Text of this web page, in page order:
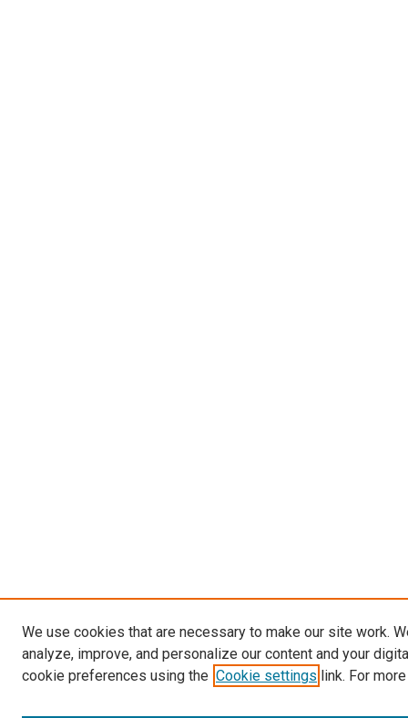
We use cookies that are necessary to make our site work.
analyze, improve, and personalize our content and your
cookie preferences using the Cookie settings link. For